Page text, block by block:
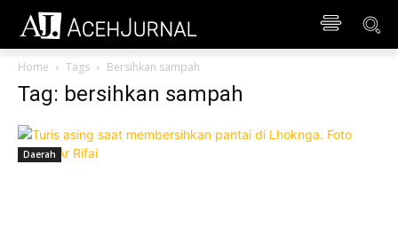
Home Tags Bersihkan sampah
Tag: bersihkan sampah
Daerah